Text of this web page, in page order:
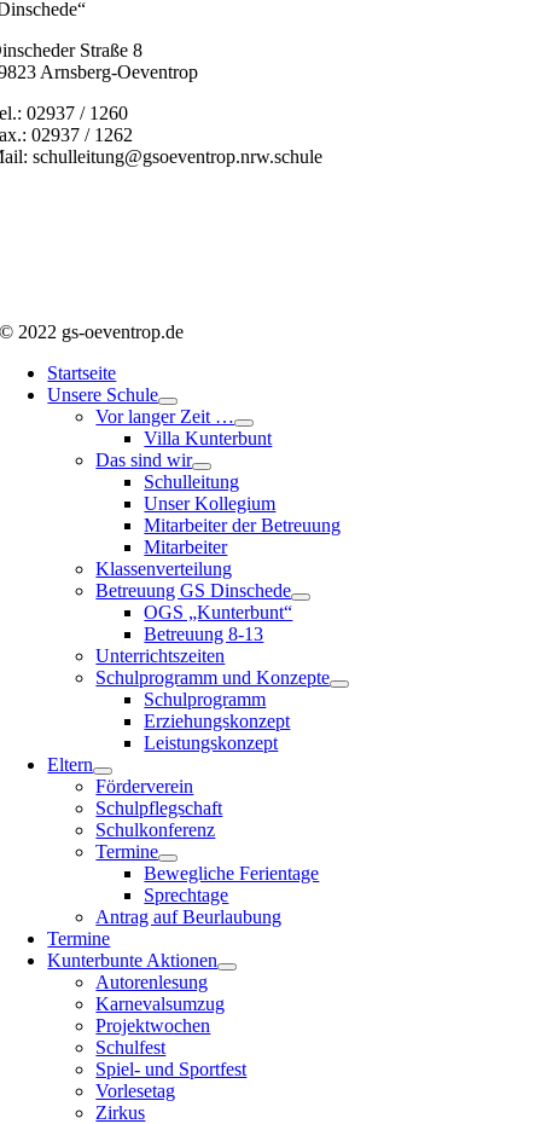
Straße 8
Arnsberg-Oeventrop
02937 / 1260
02937 / 1262
schulleitung@gsoeventrop.nrw.schule
© 2022 gs-oeventrop.de
Startseite
Unsere Schule
Vor langer Zeit …
Villa Kunterbunt
Das sind wir
Schulleitung
Unser Kollegium
Mitarbeiter der Betreuung
Mitarbeiter
Klassenverteilung
Betreuung GS Dinschede
OGS „Kunterbunt“
Betreuung 8-13
Unterrichtszeiten
Schulprogramm und Konzepte
Schulprogramm
Erziehungskonzept
Leistungskonzept
Eltern
Förderverein
Schulpflegschaft
Schulkonferenz
Termine
Bewegliche Ferientage
Sprechtage
Antrag auf Beurlaubung
Termine
Kunterbunte Aktionen
Autorenlesung
Karnevalsumzug
Projektwochen
Schulfest
Spiel- und Sportfest
Vorlesetag
Zirkus